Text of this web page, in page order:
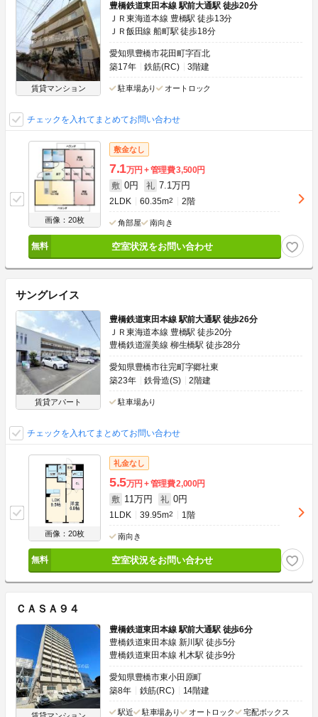
賃貸マンション
豊橋鉄道東田本線 駅前大通駅 徒歩20分
ＪＲ東海道本線 豊橋駅 徒歩13分
ＪＲ飯田線 船町駅 徒歩18分
愛知県豊橋市花田町字百北
築17年
鉄筋(RC) 3階建
駐車場あり オートロック
チェックを入れてまとめてお問い合わせ
画像：20枚
敷金なし
7.1万円 管理費3,500円
敷 0円 礼 7.1万円
2LDK 60.35m2 2階
角部屋 南向き
空室状況をお問い合わせ
サングレイス
賃貸アパート
豊橋鉄道東田本線 駅前大通駅 徒歩26分
ＪＲ東海道本線 豊橋駅 徒歩20分
豊橋鉄道渥美線 柳生橋駅 徒歩28分
愛知県豊橋市往完町字郷社東
築23年
鉄骨造(S) 2階建
駐車場あり
チェックを入れてまとめてお問い合わせ
画像：20枚
礼金なし
5.5万円 管理費2,000円
敷 11万円 礼 0円
1LDK 39.95m2 1階
南向き
空室状況をお問い合わせ
ＣＡＳＡ９４
豊橋鉄道東田本線 駅前大通駅 徒歩6分
豊橋鉄道東田本線 新川駅 徒歩5分
豊橋鉄道東田本線 札木駅 徒歩9分
愛知県豊橋市東小田原町
築8年
鉄筋(RC) 14階建
駅近 駐車場あり オートロック
宅配ボックス